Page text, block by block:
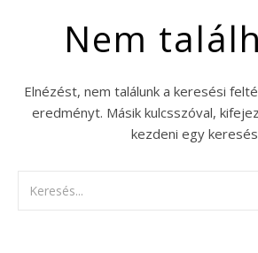
Nem
Elnézést, nem találunk a keresési
eredményt. Másik kulcsszóval,
kezdeni egy